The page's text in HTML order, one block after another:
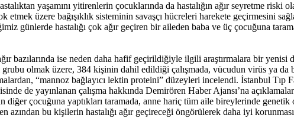
yaşamını yitirenlerin çocuklarında da hastalığın ağır seyretme
üzere bağışıklık sisteminin savaşçı hücreleri harekete geçirmesini
günlerde hastalığı çok ağır geçiren bir aileden baba ve üç çocuğuna
bazılarında ise neden daha hafif geçirildiğiyle ilgili araştırmalara bir yenisi
olmak üzere, 384 kişinin dahil edildiği çalışmada, vücudun virüs ya da
“mannoz bağlayıcı lektin proteini” düzeyleri incelendi. İstanbul
de yayınlanan çalışma hakkında Demirören Haber Ajansı’na
diğer çocuğuna yaptıkları taramada, anne hariç tüm aile bireylerinde
bu kişilerin hastalığı ağır geçireceği öngörülerek daha iyi